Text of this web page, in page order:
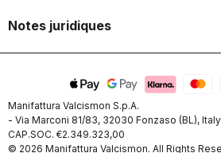
Notes juridiques
Manifattura Valcismon S.p.A.
- Via Marconi 81/83, 32030 Fonzaso (BL),
CAP.SOC. €2.349.323,00
© 2026 Manifattura Valcismon. All Rights